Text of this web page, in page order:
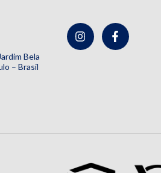
Bela
– Brasil